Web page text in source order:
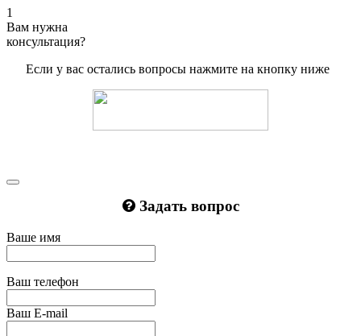
1
Вам нужна
консультация?
Если у вас остались вопросы нажмите на кнопку ниже
Задать вопрос
Ваше имя
Ваш телефон
Ваш E-mail